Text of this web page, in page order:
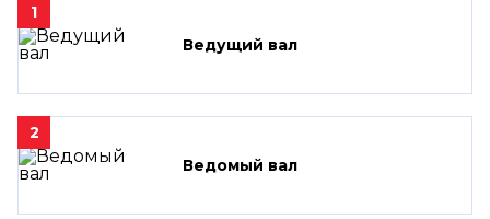
1
Ведущий вал
2
Ведомый вал